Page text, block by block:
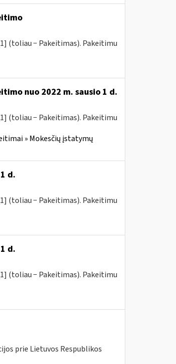
(toliau − Pakeitimas). Pakeitimu
nuo 2022 m. sausio 1 d.
(toliau − Pakeitimas). Pakeitimu
» Mokesčių įstatymų
d.
(toliau − Pakeitimas). Pakeitimu
d.
(toliau − Pakeitimas). Pakeitimu
prie Lietuvos Respublikos